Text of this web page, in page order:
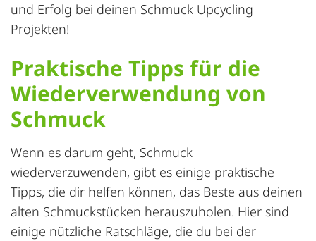
und Erfolg bei deinen Schmuck Upcycling
Projekten!
Praktische Tipps für die
Wiederverwendung von
Schmuck
Wenn es darum geht, Schmuck
wiederverzuwenden, gibt es einige praktische
Tipps, die dir helfen können, das Beste aus deinen
alten Schmuckstücken herauszuholen. Hier sind
einige nützliche Ratschläge, die du bei der